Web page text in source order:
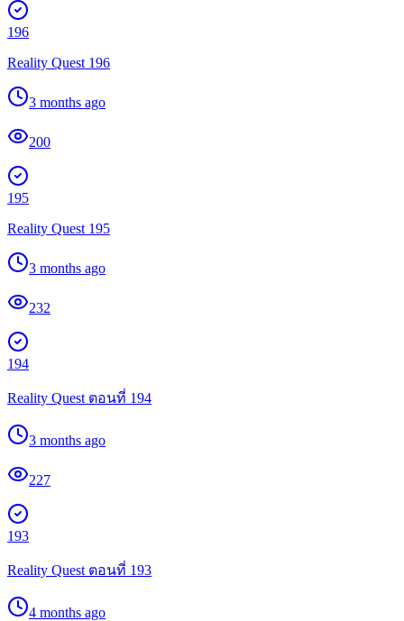
196
Reality Quest 196
3 months ago
200
195
Reality Quest 195
3 months ago
232
194
Reality Quest ตอนที่ 194
3 months ago
227
193
Reality Quest ตอนที่ 193
4 months ago